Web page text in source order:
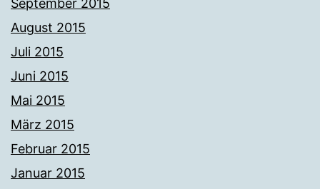
September 2015
August 2015
Juli 2015
Juni 2015
Mai 2015
März 2015
Februar 2015
Januar 2015